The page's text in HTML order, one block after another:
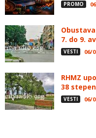
PROMO
7. do 9.
VESTI 06/
RHMZ
38
VESTI 06/